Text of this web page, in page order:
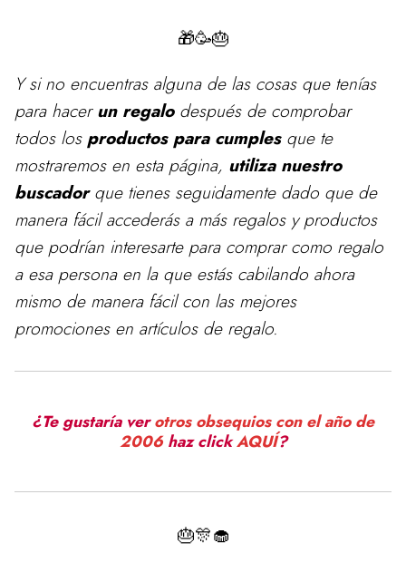
🎁🥳🎂
Y si no encuentras alguna de las cosas que tenías
para hacerun regalodespués de comprobar
todos los productos para cumplesque te
mostraremos en esta página, utiliza nuestro
buscadorque tienes seguidamente dado que de
manera fácil accederás a más regalos y productos
que podrían interesarte para comprar como regalo
a esa persona en la que estás cabilando ahora
mismo de manera fácil con las mejores
promociones en artículos de regalo.
¿Te gustaría verotros obsequios con el año de
2006haz clickAQUÍ?
🎂🎊🧁